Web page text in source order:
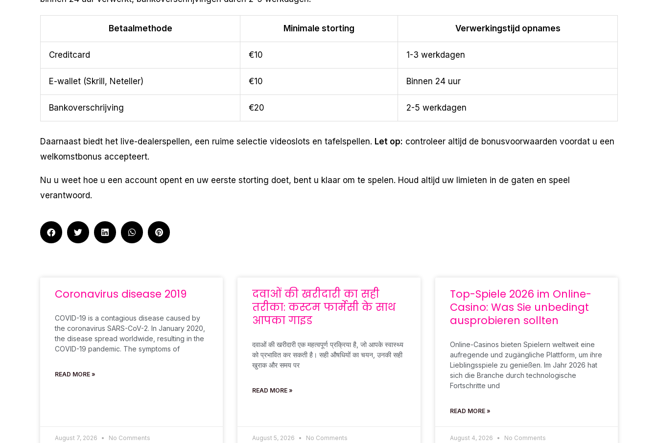
Betaalmethode Minimale storting Verwerkingstijd opnames
Creditcard €10 1-3 werkdagen
E-wallet (Skrill, Neteller) €10 Binnen 24 uur
Bankoverschrijving €20 2-5 werkdagen
Daarnaast biedt het live-dealerspellen, een ruime selectie videoslots en tafelspellen. Let op: controleer altijd de bonusvoorwaarden voordat u een
welkomstbonus accepteert.
Nu u weet hoe u een account opent en uw eerste storting doet, bent u klaar om te spelen. Houd altijd uw limieten in de gaten en speel
verantwoord.
Coronavirus disease 2019
COVID-19 is a contagious disease caused by
the coronavirus SARS-CoV-2. In January 2020,
the disease spread worldwide, resulting in the
COVID-19 pandemic. The symptoms of
READ MORE »
August 7, 2026 No Comments
दवाओं की खरीदारी का सही
तरीका: कस्टम फार्मेसी के साथ
आपका गाइड
दवाओं की खरीदारी एक महत्वपूर्ण प्रक्रिया है, जो आपके स्वास्थ्य
को प्रभावित कर सकती है। सही औषधियों का चयन, उनकी सही
खुराक और समय पर
READ MORE »
August 5, 2026 No Comments
Top-Spiele 2026 im Online-
Casino: Was Sie unbedingt
ausprobieren sollten
Online-Casinos bieten Spielern weltweit eine
aufregende und zugängliche Plattform, um ihre
Lieblingsspiele zu genießen. Im Jahr 2026 hat
sich die Branche durch technologische
Fortschritte und
READ MORE »
August 4, 2026 No Comments